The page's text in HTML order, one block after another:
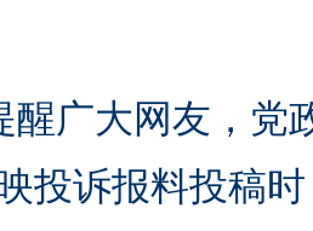
醒广大网友，党
投诉报料投稿